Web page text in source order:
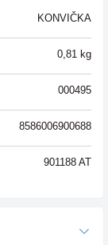
KONVIČKA
0,81 kg
000495
8586006900688
901188 AT